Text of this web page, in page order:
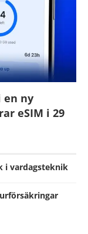
en ny
eSIM i 29
i vardagsteknik